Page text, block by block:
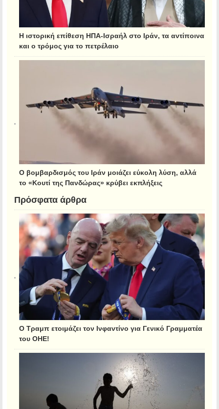
Η ιστορική επίθεση ΗΠΑ-Ισραήλ στο Ιράν, τα αντίποινα
και ο τρόμος για το πετρέλαιο
Ο βομβαρδισμός του Ιράν μοιάζει εύκολη λύση, αλλά
το «Κουτί της Πανδώρας» κρύβει εκπλήξεις
Πρόσφατα άρθρα
Ο Τραμπ ετοιμάζει τον Ινφαντίνο για Γενικό Γραμματέα
του ΟΗΕ!